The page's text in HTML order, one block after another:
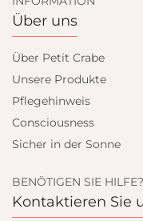
Über uns
Über Petit Crabe
Unsere Produkte
Pflegehinweis
Consciousness
Sicher in der Sonne
BENÖTIGEN SIE HILFE?
Kontaktieren Sie